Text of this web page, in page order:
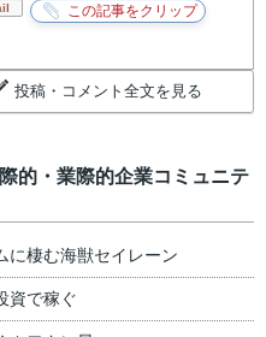
投稿・コメント全文を見る
的・業際的企業コミュニテ
に棲む海獣セイレーン
資で稼ぐ